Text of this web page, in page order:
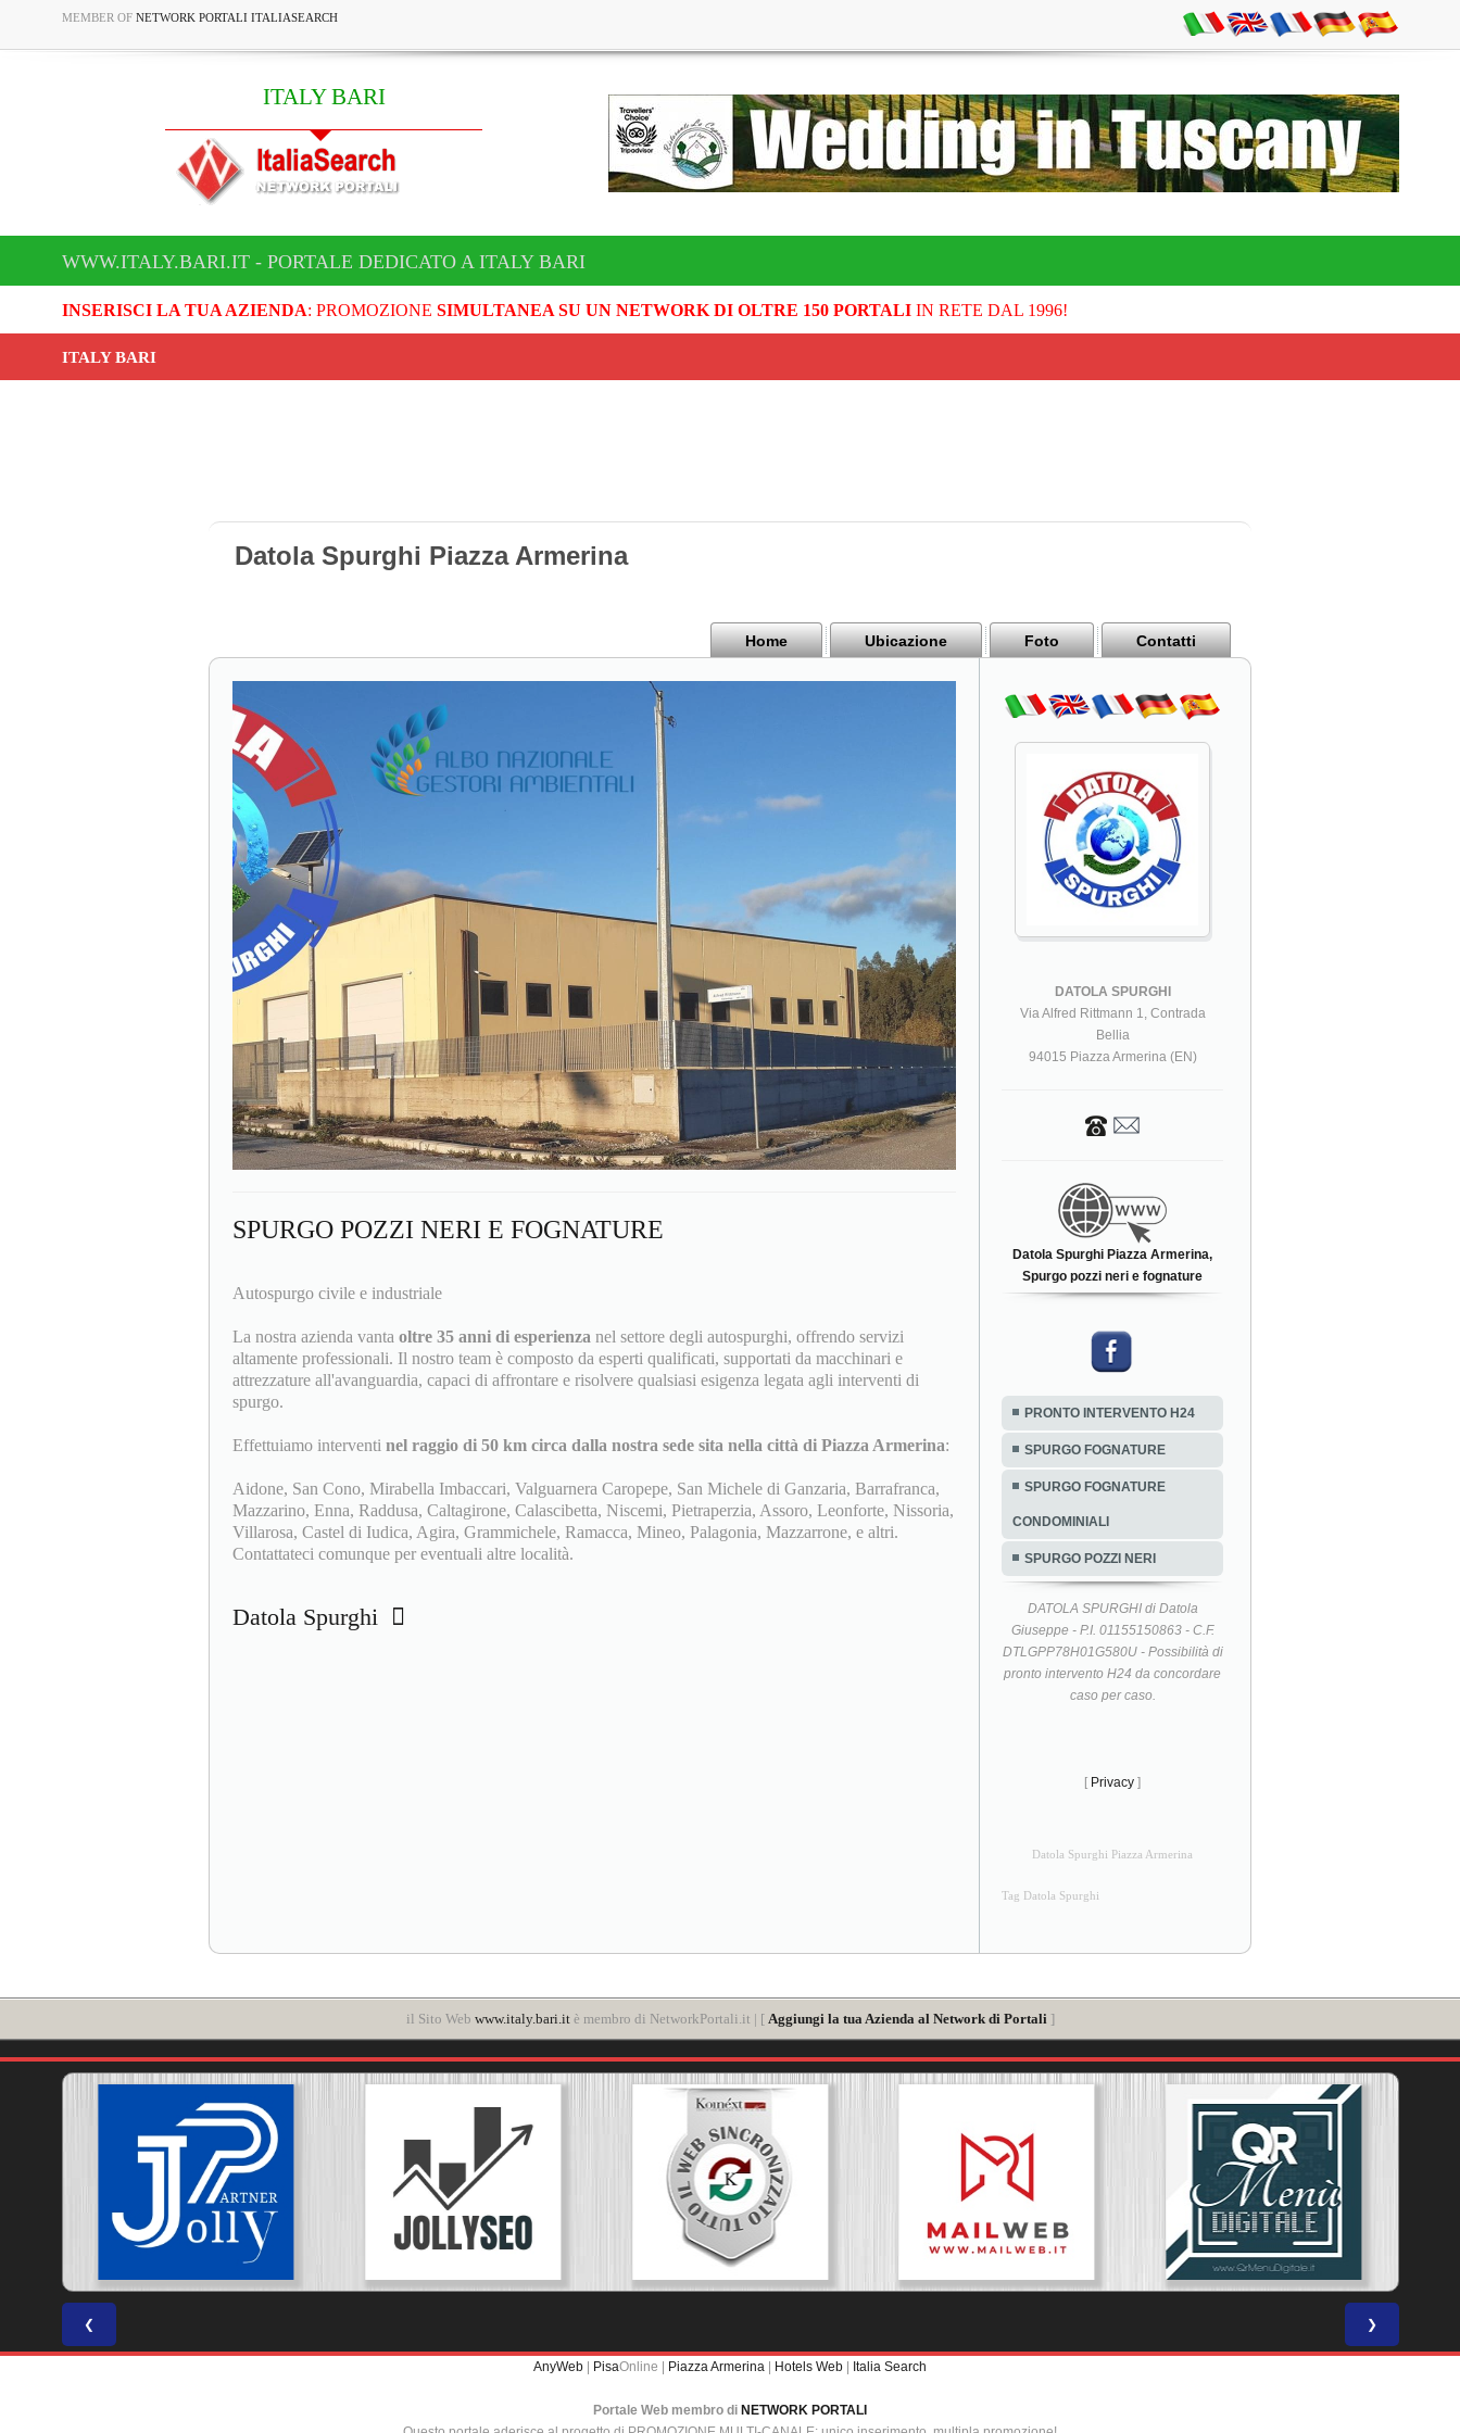
MEMBER OF NETWORK PORTALI ITALIASEARCH
ITALY BARI
WWW.ITALY.BARI.IT - PORTALE DEDICATO A ITALY BARI
INSERISCI LA TUA AZIENDA: PROMOZIONE SIMULTANEA SU UN NETWORK DI OLTRE 150 PORTALIIN RETE DAL 1996!
ITALY BARI
Datola Spurghi Piazza Armerina
Home Ubicazione Foto Contatti
SPURGO POZZI NERI E FOGNATURE
Autospurgo civile e industriale
La nostra azienda vanta oltre 35 anni di esperienza nel settore degli autospurghi, offrendo servizi
altamente professionali. Il nostro team è composto da esperti qualificati, supportati da macchinari e
attrezzature all'avanguardia, capaci di affrontare e risolvere qualsiasi esigenza legata agli interventi di
spurgo.
Effettuiamo interventi nel raggio di 50 km circa dalla nostra sede sita nella città di Piazza Armerina:
Aidone, San Cono, Mirabella Imbaccari, Valguarnera Caropepe, San Michele di Ganzaria, Barrafranca,
Mazzarino, Enna, Raddusa, Caltagirone, Calascibetta, Niscemi, Pietraperzia, Assoro, Leonforte, Nissoria,
Villarosa, Castel di Iudica, Agira, Grammichele, Ramacca, Mineo, Palagonia, Mazzarrone, e altri.
Contattateci comunque per eventuali altre località.
Datola Spurghi
DATOLA SPURGHI
Via Alfred Rittmann 1, Contrada
Bellia
94015 Piazza Armerina (EN)
Datola Spurghi Piazza Armerina,
Spurgo pozzi neri e fognature
PRONTO INTERVENTO H24
SPURGO FOGNATURE
SPURGO FOGNATURE
CONDOMINIALI
SPURGO POZZI NERI
DATOLA SPURGHI di Datola
Giuseppe - P.I. 01155150863 - C.F.
DTLGPP78H01G580U - Possibilità di
pronto intervento H24 da concordare
caso per caso.
[ Privacy ]
Datola Spurghi Piazza Armerina
Tag Datola Spurghi
il Sito Web www.italy.bari.itè membro di NetworkPortali.it | [ Aggiungi la tua Azienda al Network di Portali ]
❮ ❯
AnyWeb | PisaOnline | Piazza Armerina | Hotels Web | Italia Search
Portale Web membro di NETWORK PORTALI